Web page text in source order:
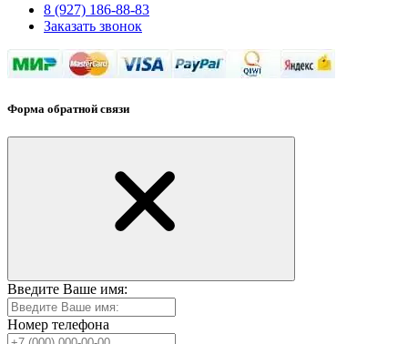
8 (927) 186-88-83
Заказать звонок
Форма обратной связи
Введите Ваше имя:
Номер телефона